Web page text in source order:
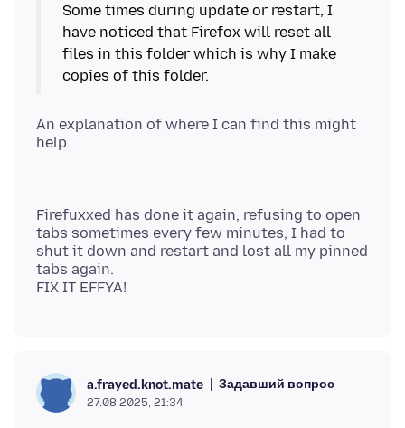
Some times during update or restart, I
have noticed that Firefox will reset all
files in this folder which is why I make
An explanation of where I can find this might
Firefuxxed has done it again, refusing to open
tabs sometimes every few minutes, I had to
shut it down and restart and lost all my pinned
tabs again.
a.frayed.knot.mate Задавший вопрос
27.08.2025, 21:34